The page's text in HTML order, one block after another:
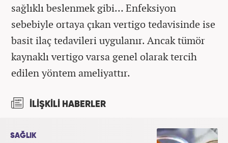
sağlıklı beslenmek gibi… Enfeksiyon
sebebiyle ortaya çıkan vertigo tedavisinde ise
basit ilaç tedavileri uygulanır. Ancak tümör
kaynaklı vertigo varsa genel olarak tercih
edilen yöntem ameliyattır.
İLİŞKİLİ HABERLER
SAĞLIK